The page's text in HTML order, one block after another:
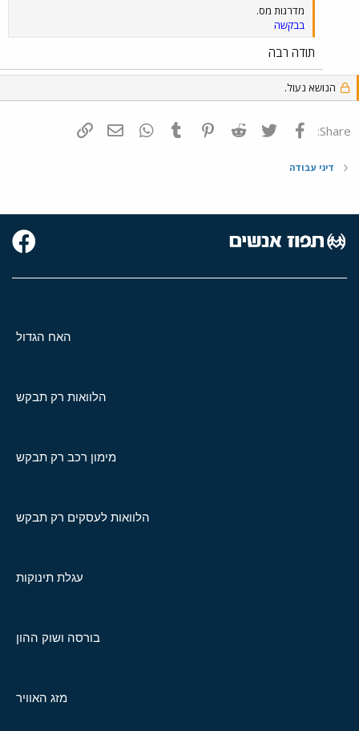
מדרגות מס.
בבקשה
תודה רבה
הנושא נעול.
Share: פייסבוק Twitter
Reddit
Pinterest
Tumblr
WhatsAppדואר אלקטרוני
דיני עבודה
האח הגדול
הלוואות רק תבקש
מימון רכב רק תבקש
הלוואות לעסקים רק תבקש
עגלת תינוקות
בורסה ושוק ההון
מזג האוויר